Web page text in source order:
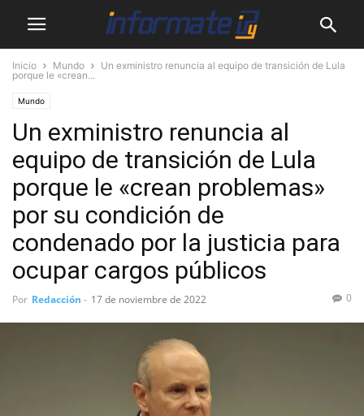
Inicio Mundo
Un exministro renuncia al equipo de transición de Lula
porque le «crean...
Mundo
Un exministro renuncia al
equipo de transición de Lula
porque le «crean problemas»
por su condición de
condenado por la justicia para
ocupar cargos públicos
Por Redacción - 17 de noviembre de 2022 0